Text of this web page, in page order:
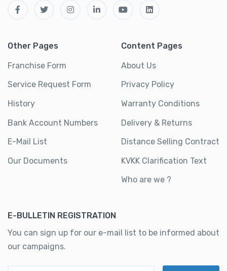
Other Pages
Franchise Form
Service Request Form
History
Bank Account Numbers
E-Mail List
Our Documents
Content Pages
About Us
Privacy Policy
Warranty Conditions
Delivery & Returns
Distance Selling Contract
KVKK Clarification Text
Who are we ?
E-BULLETIN REGISTRATION
You can sign up for our e-mail list to be informed about
our campaigns.